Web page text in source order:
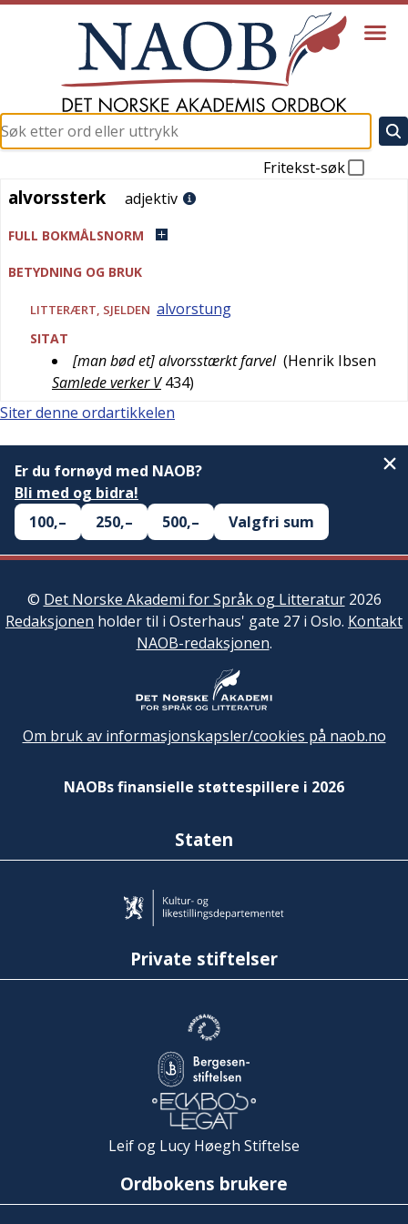
Fritekst-søk
alvorssterk
alvorssterk adjektiv
FULL BOKMÅLSNORM
BETYDNING OG BRUK
LITTERÆRT, SJELDEN alvorstung
SITAT
[man bød et] alvorsstærkt farvel (Henrik Ibsen
Samlede verker V 434)
Siter denne ordartikkelen
Er du fornøyd med NAOB?
Bli med og bidra!
100,–
250,– 500,– Valgfri sum
© Det Norske Akademi for Språk og Litteratur2026
Redaksjonen holder til i Osterhaus' gate 27 i Oslo. Kontakt
NAOB-redaksjonen.
Om bruk av informasjonskapsler/cookies på naob.no
NAOBs finansielle støttespillere i 2026
Staten
Private stiftelser
Leif og Lucy Høegh Stiftelse
Ordbokens brukere